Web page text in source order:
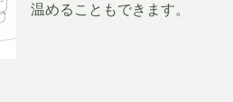
温めることもできます。